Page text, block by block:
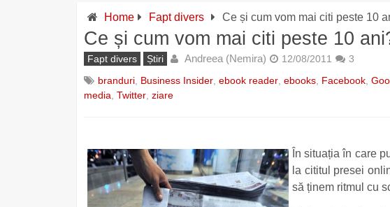
Home Fapt divers Ce și cum vom mai citi peste 10
Ce și cum vom mai citi peste 10
Fapt divers Știri Andreea (Nemira) 12/08/2011
3
branduri Business Insider ebook reader ebooks Facebook
media Twitter ziare
În situația în care
la cititul presei
să ținem ritmul cu